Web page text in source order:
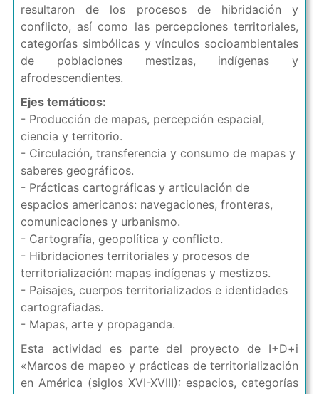
resultaron de los procesos de hibridación y
conflicto, así como las percepciones territoriales,
categorías simbólicas y vínculos socioambientales
de poblaciones mestizas, indígenas y
afrodescendientes.
Ejes temáticos:
- Producción de mapas, percepción espacial,
ciencia y territorio.
- Circulación, transferencia y consumo de mapas y
saberes geográficos.
- Prácticas cartográficas y articulación de
espacios americanos: navegaciones, fronteras,
comunicaciones y urbanismo.
- Cartografía, geopolítica y conflicto.
- Hibridaciones territoriales y procesos de
territorialización: mapas indígenas y mestizos.
- Paisajes, cuerpos territorializados e identidades
cartografiadas.
- Mapas, arte y propaganda.
Esta actividad es parte del proyecto de I+D+i
«Marcos de mapeo y prácticas de territorialización
en América (siglos XVI-XVIII): espacios, categorías